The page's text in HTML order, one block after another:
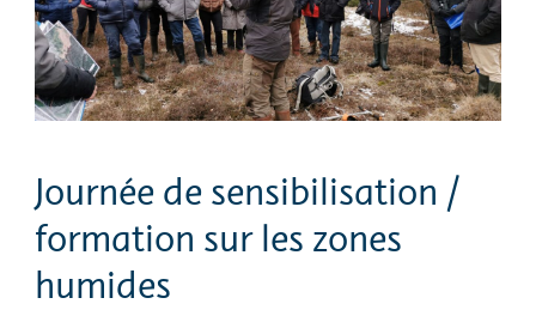
Journée de sensibilisation /
formation sur les zones
humides